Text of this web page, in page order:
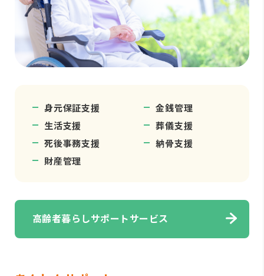
身元保証支援
金銭管理
生活支援
葬儀支援
死後事務支援
納骨支援
財産管理
高齢者暮らしサポートサービス